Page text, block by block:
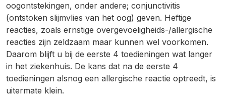
oogontstekingen, onder andere; conjunctivitis
(ontstoken slijmvlies van het oog) geven. Heftige
reacties, zoals ernstige overgevoeligheids-/allergische
reacties zijn zeldzaam maar kunnen wel voorkomen.
Daarom blijft u bij de eerste 4 toedieningen wat langer
in het ziekenhuis. De kans dat na de eerste 4
toedieningen alsnog een allergische reactie optreedt, is
uitermate klein.